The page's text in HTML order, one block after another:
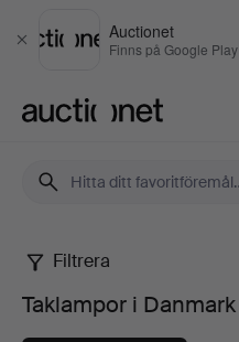
Stäng
Auctionet
Finns på Google Play
Taklampor
Filtrera
Taklampor i Danmark